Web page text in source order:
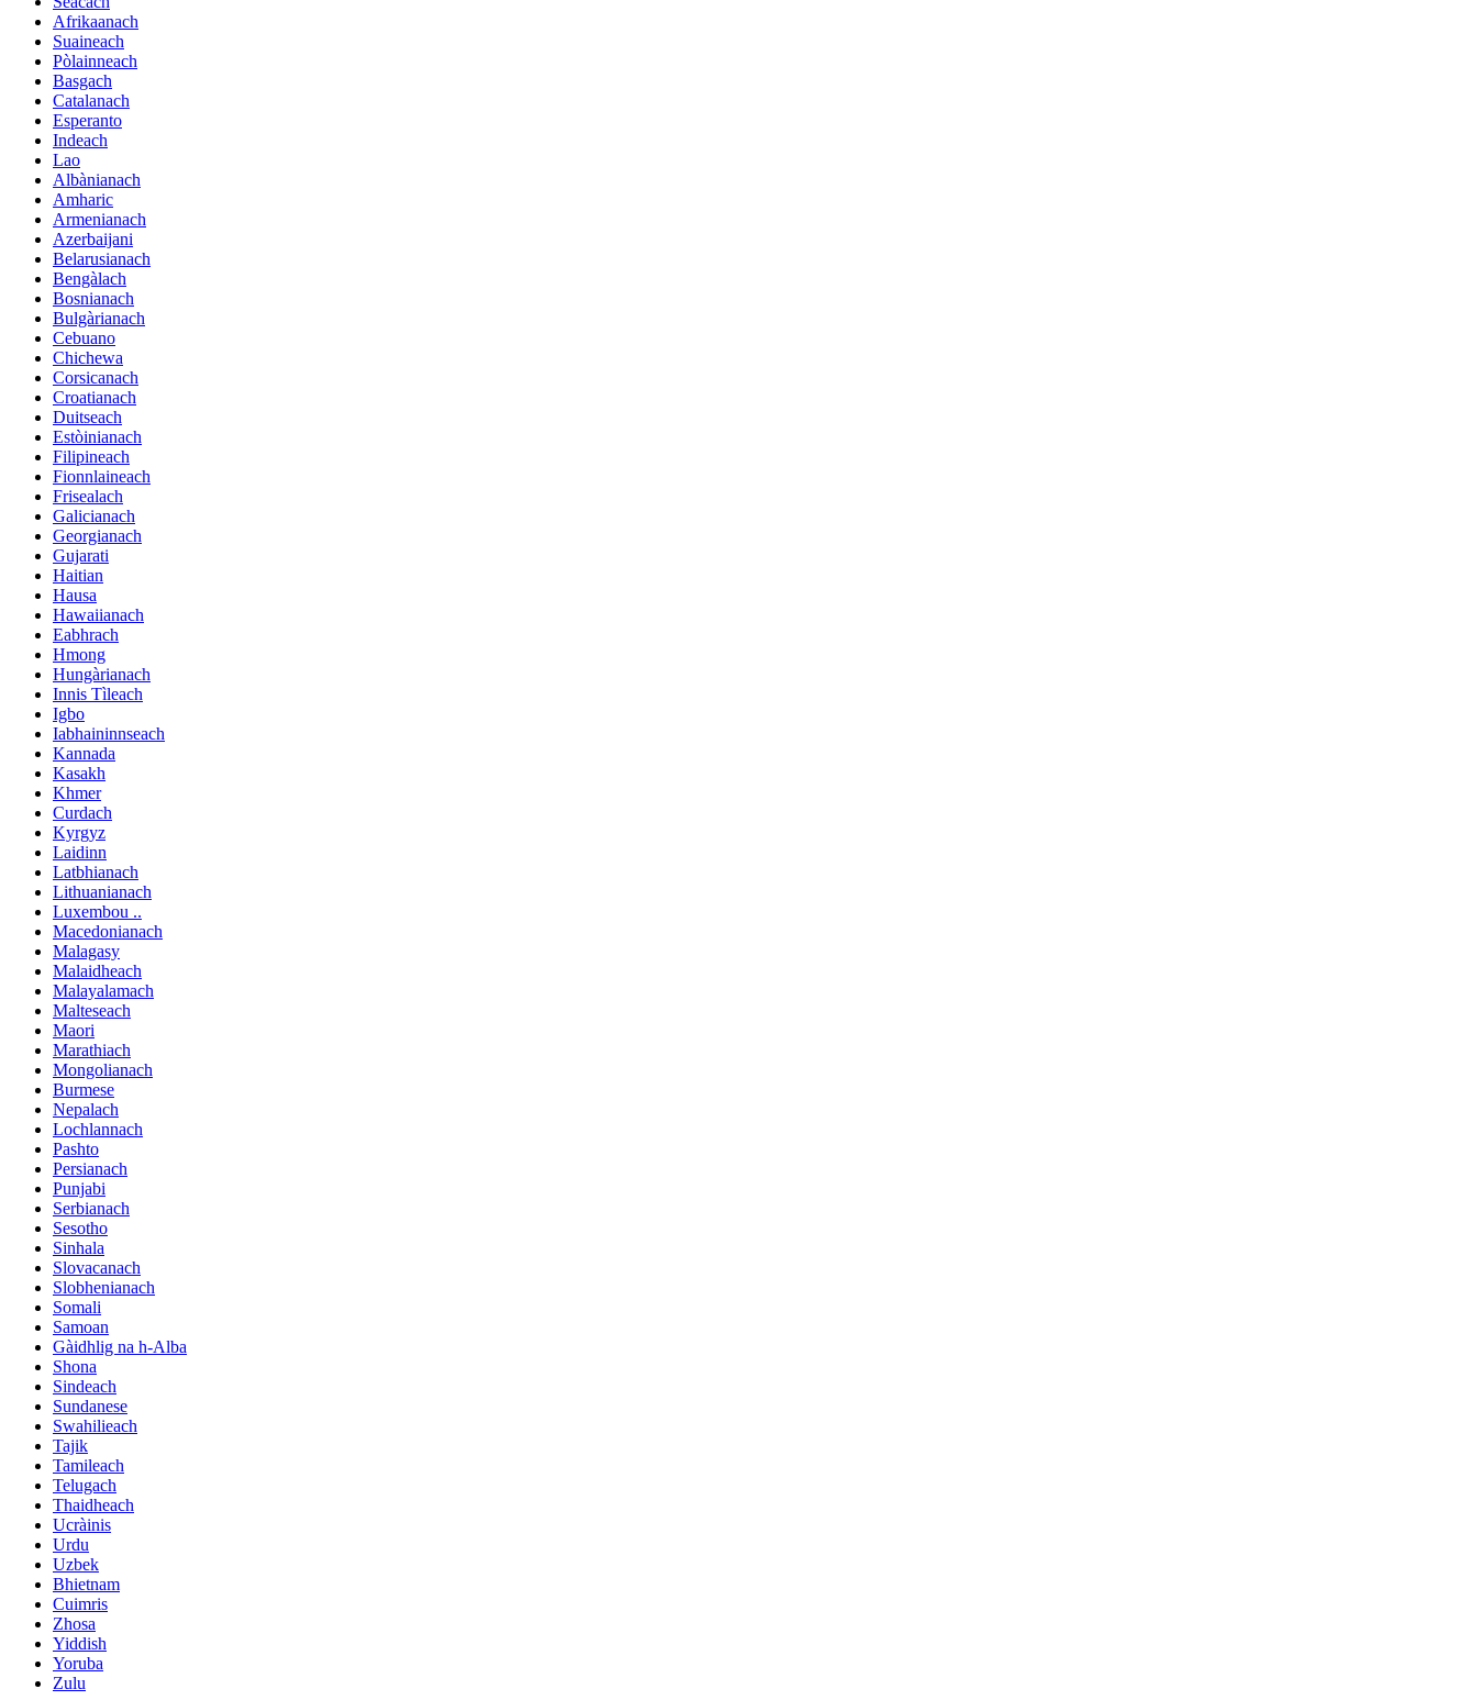
Afrikaanach
Suaineach
Pòlainneach
Basgach
Catalanach
Esperanto
Indeach
Lao
Albànianach
Amharic
Armenianach
Azerbaijani
Belarusianach
Bengàlach
Bosnianach
Bulgàrianach
Cebuano
Chichewa
Corsicanach
Croatianach
Duitseach
Estòinianach
Filipineach
Fionnlaineach
Frisealach
Galicianach
Georgianach
Gujarati
Haitian
Hausa
Hawaiianach
Eabhrach
Hmong
Hungàrianach
Innis Tìleach
Igbo
Iabhaininnseach
Kannada
Kasakh
Khmer
Curdach
Kyrgyz
Laidinn
Latbhianach
Lithuanianach
Luxembou ..
Macedonianach
Malagasy
Malaidheach
Malayalamach
Malteseach
Maori
Marathiach
Mongolianach
Burmese
Nepalach
Lochlannach
Pashto
Persianach
Punjabi
Serbianach
Sesotho
Sinhala
Slovacanach
Slobhenianach
Somali
Samoan
Gàidhlig na h-Alba
Shona
Sindeach
Sundanese
Swahilieach
Tajik
Tamileach
Telugach
Thaidheach
Ucràinis
Urdu
Uzbek
Bhietnam
Cuimris
Zhosa
Yiddish
Yoruba
Zulu